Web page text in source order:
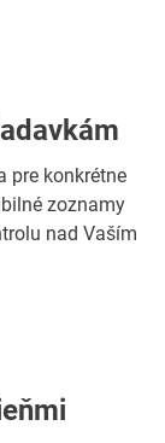
pre konkrétne
zoznamy
nad Vaším